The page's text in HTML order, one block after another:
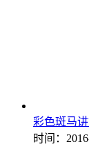
彩色斑马
时间：